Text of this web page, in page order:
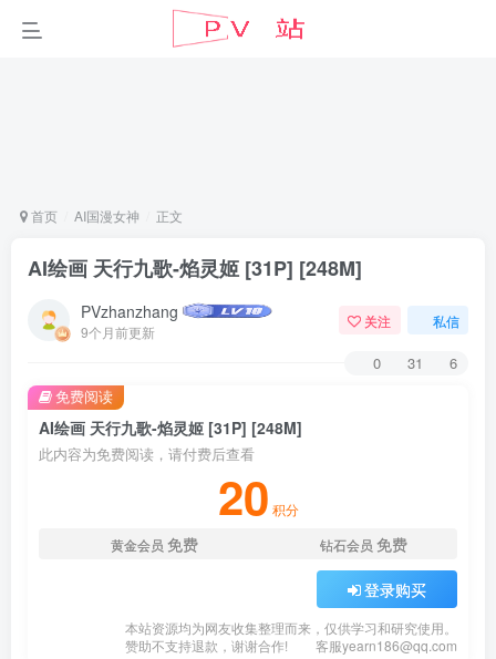
首页 AI国漫女神 正文
AI绘画 天行九歌-焰灵姬 [31P] [248M]
PVzhanzhang
9个月前更新
关注 私信
0 31 6
AI绘画 天行九歌-焰灵姬 [31P] [248M]
此内容为免费阅读，请付费后查看
20 积分
黄金会员 免费 钻石会员 免费
登录购买
本站资源均为网友收集整理而来，仅供学习和研究使用。
赞助不支持退款，谢谢合作!
客服yearn186@qq.com
免费阅读